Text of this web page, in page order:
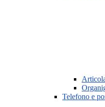
Telefono e